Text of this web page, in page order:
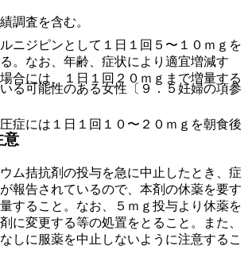
調査を含む。
る可能性のある女性〔９．５妊婦の項参
意
ム拮抗剤の投与を急に中止したとき、症
報告されているので、本剤の休薬を要す
すること。なお、５ｍｇ投与より休薬を
に変更する等の処置をとること。また、
しに服薬を中止しないように注意するこ
ニジピンとして１日１回５〜１０ｍｇを
。なお、年齢、症状により適宜増減す
合には、１日１回２０ｍｇまで増量する
症には１日１回１０〜２０ｍｇを朝食後